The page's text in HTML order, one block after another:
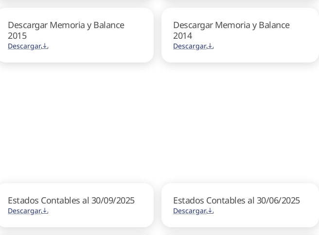
Descargar Memoria y Balance
2015
Descargar
Descargar Memoria y Balance
2014
Descargar
Estados Contables al 30/09/2025
Descargar
Estados Contables al 30/06/2025
Descargar